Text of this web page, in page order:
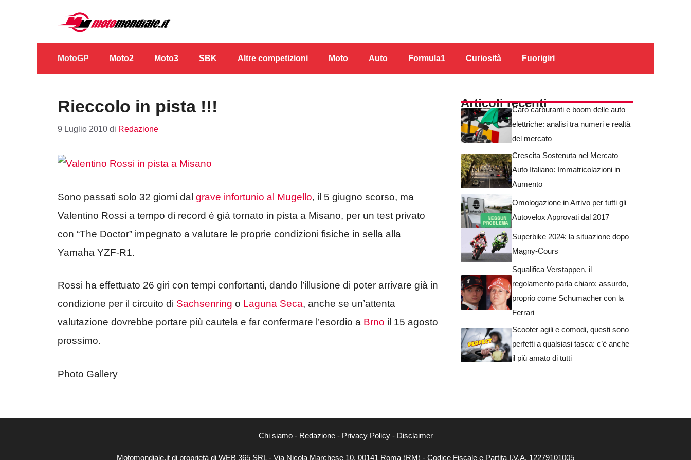
contenuto
MotoGP Moto2 Moto3 SBK Altre competizioni Moto Auto Formula1 Curiosità Fuorigiri
Rieccolo in pista !!!
9 Luglio 2010 di Redazione
Sono passati solo 32 giorni dal grave infortunio al Mugello, il 5 giugno scorso, ma
Valentino Rossi a tempo di record è già tornato in pista a Misano, per un test privato
con “The Doctor” impegnato a valutare le proprie condizioni fisiche in sella alla
Yamaha YZF-R1.
Rossi ha effettuato 26 giri con tempi confortanti, dando l’illusione di poter arrivare già in
condizione per il circuito di Sachsenring o Laguna Seca, anche se un’attenta
valutazione dovrebbe portare più cautela e far confermare l’esordio a Brno il 15 agosto
prossimo.
Photo Gallery
Articoli recentiCaro carburanti e boom delle auto
elettriche: analisi tra numeri e realtà
del mercato
Crescita Sostenuta nel Mercato
Auto Italiano: Immatricolazioni in
Aumento
Omologazione in Arrivo per tutti gli
Autovelox Approvati dal 2017
Superbike 2024: la situazione dopo
Magny-Cours
Squalifica Verstappen, il
regolamento parla chiaro: assurdo,
proprio come Schumacher con la
Ferrari
Scooter agili e comodi, questi sono
perfetti a qualsiasi tasca: c’è anche
il più amato di tutti
Chi siamo- Redazione- Privacy Policy- Disclaimer
Motomondiale.it di proprietà di WEB 365 SRL - Via Nicola Marchese 10, 00141 Roma (RM) - Codice Fiscale e Partita I.V.A. 12279101005